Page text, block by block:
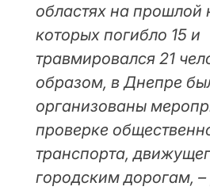
областях на прошлой
которых погибло 15 и
травмировался 21
образом, в Днепре
организованы
проверке
транспорта,
городским дорогам, –